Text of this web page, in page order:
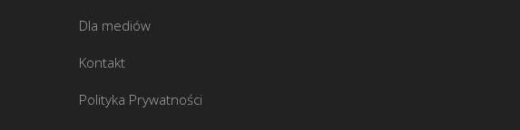
Dla mediów
Kontakt
Polityka Prywatności